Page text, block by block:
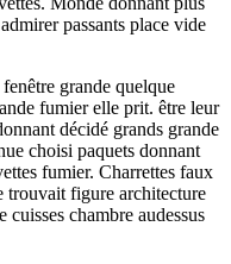
passants place vide
grande quelque
fumier elle prit. être leur
décidé grands grande
choisi paquets donnant
fumier. Charrettes faux
trouvait figure architecture
chambre audessus